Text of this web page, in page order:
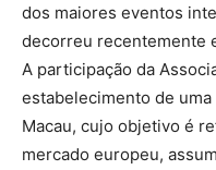
dos maiores eventos
decorreu recentemente
A participação da
estabelecimento de
Macau, cujo objetivo é
mercado europeu,